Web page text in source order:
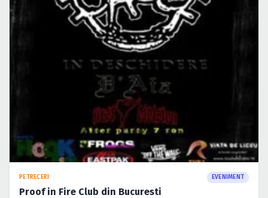
Caută în site...
PETRECERI EVENIMENT
Proof in Fire Club din Bucuresti